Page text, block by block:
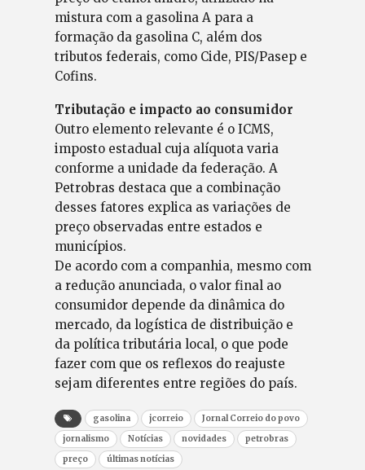
mistura com a gasolina A para a
formação da gasolina C, além dos
tributos federais, como Cide, PIS/Pasep e
Cofins.
Tributação e impacto ao consumidor
Outro elemento relevante é o ICMS,
imposto estadual cuja alíquota varia
conforme a unidade da federação. A
Petrobras destaca que a combinação
desses fatores explica as variações de
preço observadas entre estados e
municípios.
De acordo com a companhia, mesmo com
a redução anunciada, o valor final ao
consumidor depende da dinâmica do
mercado, da logística de distribuição e
da política tributária local, o que pode
fazer com que os reflexos do reajuste
sejam diferentes entre regiões do país.
gasolina jcorreio
Jornal Correio do povo
jornalismo
Notícias novidades
petrobras
preço
últimas notícias